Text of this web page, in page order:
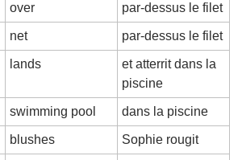
over par-dessus le filet
net par-dessus le filet
lands
et atterrit dans la
piscine
swimming pool dans la piscine
blushes Sophie rougit